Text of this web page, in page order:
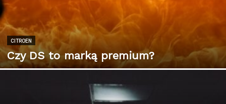
CITROEN
Czy DS to marką premium?